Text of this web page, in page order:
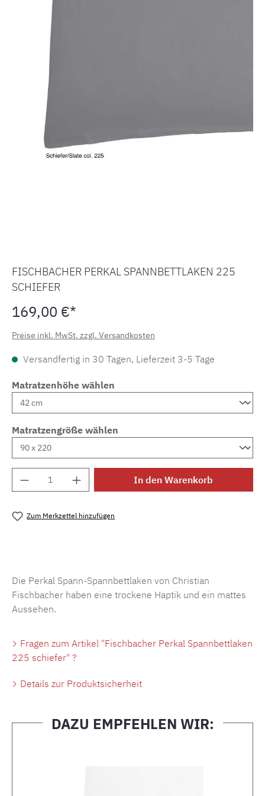
FISCHBACHER PERKAL SPANNBETTLAKEN 225
SCHIEFER
169,00 €*
Preise inkl. MwSt. zzgl. Versandkosten
Versandfertig in 30 Tagen, Lieferzeit 3-5 Tage
Matratzenhöhe wählen
Matratzengröße wählen
Produkt Anzahl: Gib den gewünschten
In den Warenkorb
Zum Merkzettel hinzufügen
Die Perkal Spann-Spannbettlaken von Christian
Fischbacher haben eine trockene Haptik und ein mattes
Aussehen.
Fragen zum Artikel "Fischbacher Perkal Spannbettlaken
225 schiefer" ?
Details zur Produktsicherheit
DAZU EMPFEHLEN WIR: